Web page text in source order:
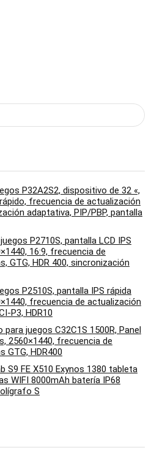
P32A2S2, dispositivo de 32 «,
frecuencia de actualización
adaptativa, PIP/PBP, pantalla
P2710S, pantalla LCD IPS
16:9, frecuencia de
GTG, HDR 400, sincronización
P2510S, pantalla IPS rápida
frecuencia de actualización
P3, HDR10
juegos C32C1S 1500R, Panel
2560×1440, frecuencia de
GTG, HDR400
S9 FE X510 Exynos 1380 tableta
WIFI 8000mAh batería IP68
S